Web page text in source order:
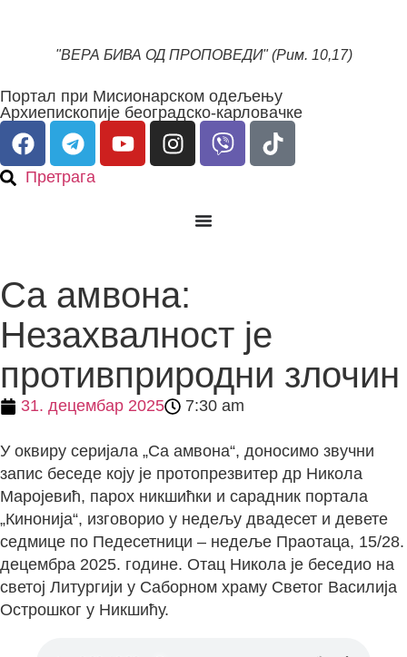
"ВЕРА БИВА ОД ПРОПОВЕДИ" (Рим. 10,17)
Портал при Мисионарском одељењу
Архиепископије београдско-карловачке
Претрага
Са амвона:
Незахвалност је
противприродни злочин
31. децембар 2025 7:30 am
У оквиру серијала „Са амвона“, доносимо звучни
запис беседе коју је протопрезвитер др Никола
Маројевић, парох никшићки и сарадник портала
„Кинонија“, изговорио у недељу двадесет и девете
седмице по Педесетници – недеље Праотаца, 15/28.
децембра 2025. године. Отац Никола је беседио на
светој Литургији у Саборном храму Светог Василија
Острошког у Никшићу.